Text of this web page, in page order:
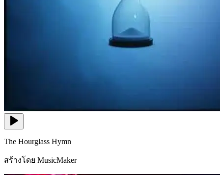
The Hourglass Hymn
สร้างโดย MusicMaker